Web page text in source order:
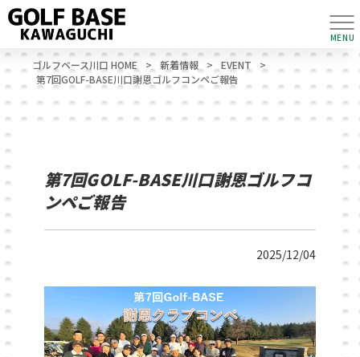
MENU
ゴルフベース川口 HOME > 新着情報 > EVENT
>
第7回GOLF-BASE川口謝恩ゴルフコンペご報告
第7回GOLF-BASE川口謝恩ゴルフコ
ンペご報告
2025/12/04